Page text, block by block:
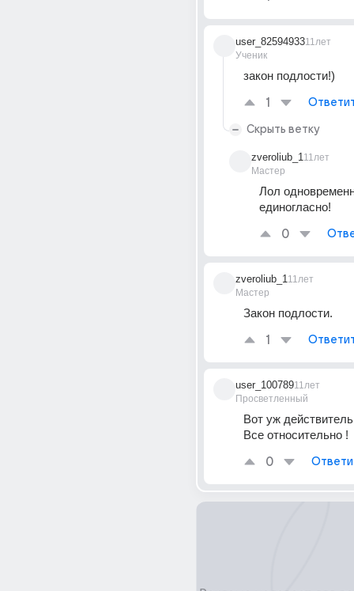
user_82594933
Ученик
11лет
закон подлости!)
1
Скрыть ветку
zveroliub_1
Мастер
11лет
Лол
единогласно!
0
zveroliub_1
Мастер
11лет
Закон подлости.
1
user_100789
Просветленный
11лет
Вот уж
Все относительно !
0